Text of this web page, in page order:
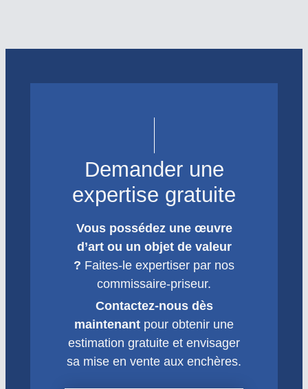
Demander une
expertise gratuite
Vous possédez une œuvre
d’art ou un objet de valeur
? Faites-le expertiser par nos
commissaire-priseur.
Contactez-nous dès
maintenant pour obtenir une
estimation gratuite et envisager
sa mise en vente aux enchères.